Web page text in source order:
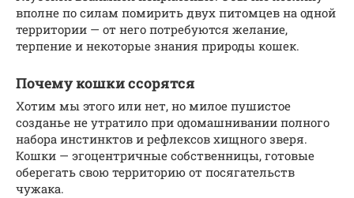
вполне по силам помирить двух питомцев на одной
территории — от него потребуются желание,
терпение и некоторые знания природы кошек.
Почему кошки ссорятся
Хотим мы этого или нет, но милое пушистое
созданье не утратило при одомашнивании полного
набора инстинктов и рефлексов хищного зверя.
Кошки — эгоцентричные собственницы, готовые
оберегать свою территорию от посягательств
чужака.